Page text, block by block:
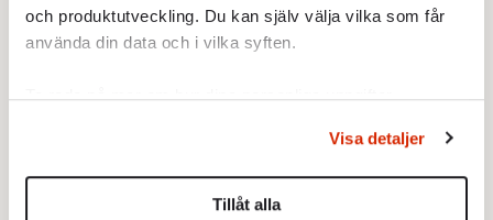
och produktutveckling. Du kan själv välja vilka som får
använda din data och i vilka syften.
Ta reda på mer om hur dina personliga uppgifter
Du kan ändra eller dra tillbaka ditt samtycke när som
helst från cookie-förklaringen.
Visa detaljer
Tillåt alla
Den här större samhällsberättelsen väver
hon, inte sällan med ett självrannsakande
politikens bevekelsegrunder utan även sina
egna, vilket skapar konkretion och nerv i